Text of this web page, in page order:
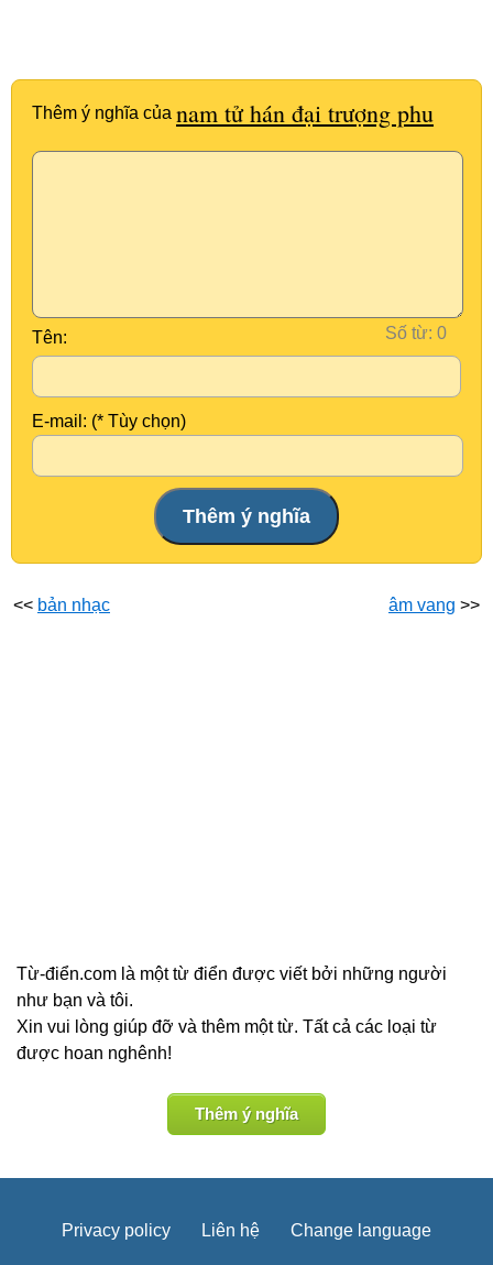
Thêm ý nghĩa của nam tử hán đại trượng phu
Số từ:
Tên:
E-mail: (* Tùy chọn)
<< bản nhạc âm vang >>
Từ-điển.com là một từ điển được viết bởi những người
như bạn và tôi.
Xin vui lòng giúp đỡ và thêm một từ. Tất cả các loại từ
được hoan nghênh!
Thêm ý nghĩa
Privacy policy Liên hệ Change language